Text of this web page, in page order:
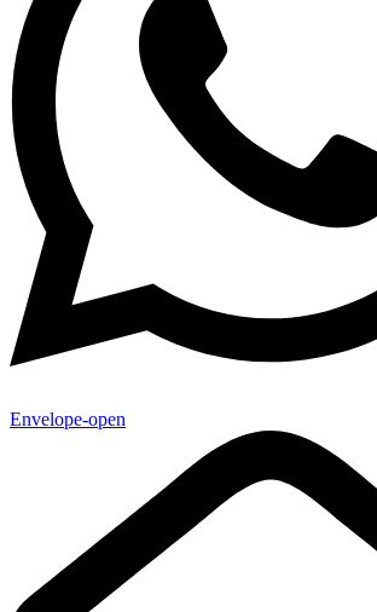
Envelope-open